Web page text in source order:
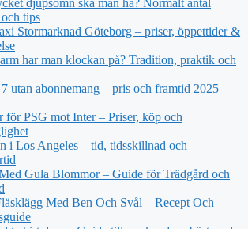
djupsömn ska man ha? Normalt antal
tips
Stormarknad Göteborg – priser, öppettider &
har man klockan på? Tradition, praktik och
utan abonnemang – pris och framtid 2025
för PSG mot Inter – Priser, köp och
i Los Angeles – tid, tidsskillnad och
Gula Blommor – Guide för Trädgård och
Med Ben Och Svål – Recept Och